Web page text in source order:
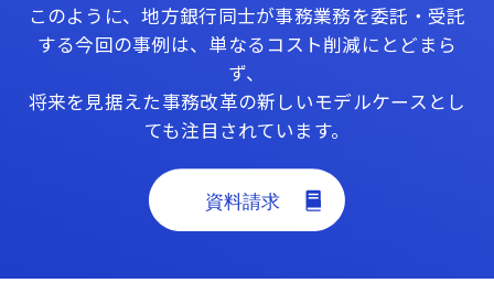
このように、地方銀行同士が事務業務を委託・受託
する今回の事例は、単なるコスト削減にとどまら
ず、
将来を見据えた事務改革の新しいモデルケースとし
ても注目されています。